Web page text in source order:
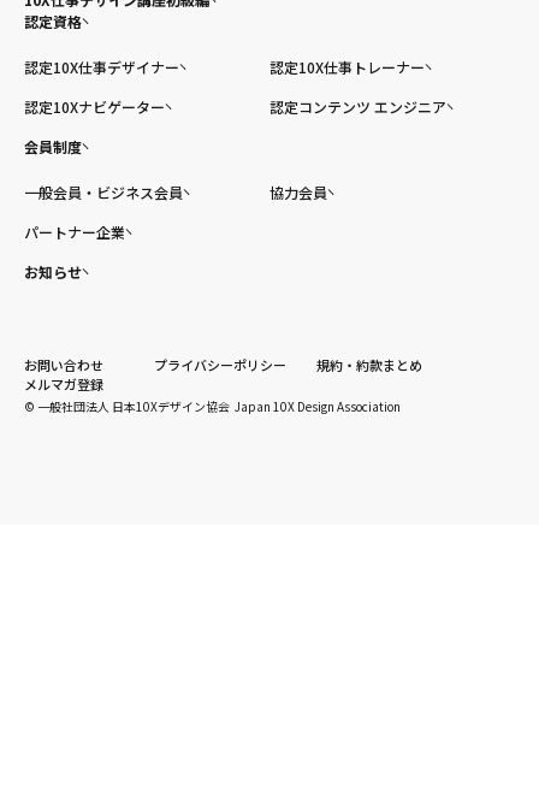
認定資格
認定10X仕事デザイナー
認定10X仕事トレーナー
認定10Xナビゲーター
認定コンテンツ エンジニア
会員制度
一般会員・ビジネス会員
協力会員
パートナー企業
お知らせ
© 一般社団法人 日本10Xデザイン協会 Japan 10X Design Association
お問い合わせ プライバシーポリシー
規約・約款まとめ
メルマガ登録